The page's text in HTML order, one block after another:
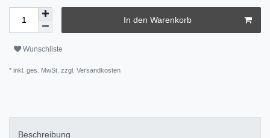
In den Warenkorb
Wunschliste
* inkl. ges. MwSt. zzgl. Versandkosten
Beschreibung